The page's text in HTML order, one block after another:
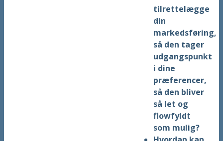
tilrettelægge
din
markedsføring,
så den tager
udgangspunkt
i dine
præferencer,
så den bliver
så let og
flowfyldt
som mulig?